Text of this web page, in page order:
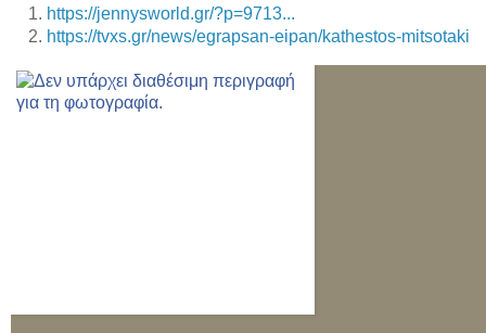
1. https://jennysworld.gr/?p=9713...
2. https://tvxs.gr/news/egrapsan-eipan/kathestos-mitsotaki